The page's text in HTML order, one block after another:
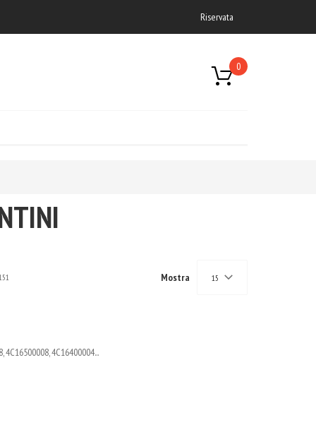
Riservata
0
Mostra 15
4C16500008, 4C16400004...